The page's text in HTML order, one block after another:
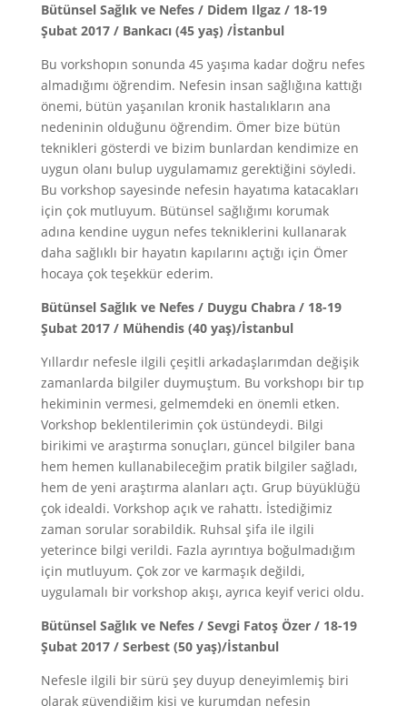
Bütünsel Sağlık ve Nefes / Didem Ilgaz / 18-19
Şubat 2017 / Bankacı (45 yaş) /İstanbul
Bu vorkshopın sonunda 45 yaşıma kadar doğru nefes
almadığımı öğrendim. Nefesin insan sağlığına kattığı
önemi, bütün yaşanılan kronik hastalıkların ana
nedeninin olduğunu öğrendim. Ömer bize bütün
teknikleri gösterdi ve bizim bunlardan kendimize en
uygun olanı bulup uygulamamız gerektiğini söyledi.
Bu vorkshop sayesinde nefesin hayatıma katacakları
için çok mutluyum. Bütünsel sağlığımı korumak
adına kendine uygun nefes tekniklerini kullanarak
daha sağlıklı bir hayatın kapılarını açtığı için Ömer
hocaya çok teşekkür ederim.
Bütünsel Sağlık ve Nefes / Duygu Chabra / 18-19
Şubat 2017 / Mühendis (40 yaş)/İstanbul
Yıllardır nefesle ilgili çeşitli arkadaşlarımdan değişik
zamanlarda bilgiler duymuştum. Bu vorkshopı bir tıp
hekiminin vermesi, gelmemdeki en önemli etken.
Vorkshop beklentilerimin çok üstündeydi. Bilgi
birikimi ve araştırma sonuçları, güncel bilgiler bana
hem hemen kullanabileceğim pratik bilgiler sağladı,
hem de yeni araştırma alanları açtı. Grup büyüklüğü
çok idealdi. Vorkshop açık ve rahattı. İstediğimiz
zaman sorular sorabildik. Ruhsal şifa ile ilgili
yeterince bilgi verildi. Fazla ayrıntıya boğulmadığım
için mutluyum. Çok zor ve karmaşık değildi,
uygulamalı bir vorkshop akışı, ayrıca keyif verici oldu.
Bütünsel Sağlık ve Nefes / Sevgi Fatoş Özer / 18-19
Şubat 2017 / Serbest (50 yaş)/İstanbul
Nefesle ilgili bir sürü şey duyup deneyimlemiş biri
olarak güvendiğim kişi ve kurumdan nefesin